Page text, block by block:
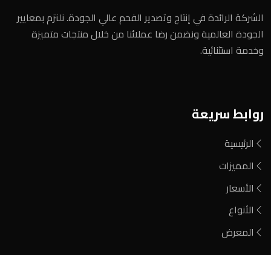
الشركة الرائدة في إنتاج وتصدير الفحم عالي الجودة. نلتزم بمعايير
الجودة العالمية ونضمن رضا عملائنا من خلال منتجات متميزة
وخدمة استثنائية.
روابط سريعة
الرئيسية
المميزات
الأسعار
الأنواع
المعرض